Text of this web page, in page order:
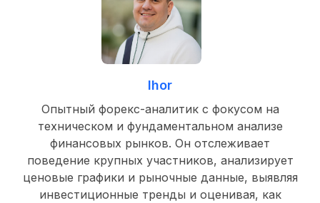
Ihor
Опытный форекс-аналитик с фокусом на
техническом и фундаментальном анализе
финансовых рынков. Он отслеживает
поведение крупных участников, анализирует
ценовые графики и рыночные данные, выявляя
инвестиционные тренды и оценивая, как